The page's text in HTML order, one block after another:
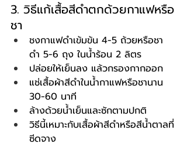
3. วิธีแก้เสื้อสีดำตกด้วยกาแฟหรือ
ชา
ชงกาแฟดำเข้มข้น 4-5 ถ้วยหรือชา
ดำ 5-6 ถุง ในน้ำร้อน 2 ลิตร
ปล่อยให้เย็นลง แล้วกรองกากออก
แช่เสื้อผ้าสีดำในน้ำกาแฟหรือชานาน
30-60 นาที
ล้างด้วยน้ำเย็นและซักตามปกติ
วิธีนี้เหมาะกับเสื้อผ้าสีดำหรือสีน้ำตาลที่
ซีดจาง